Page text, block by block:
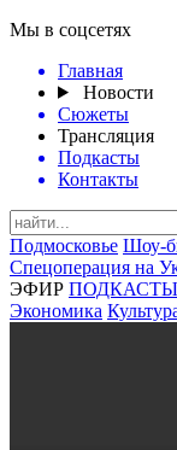
Мы в соцсетях
Главная
Новости
Сюжеты
Трансляция
Подкасты
Контакты
Подмосковье Шоу-
Спецоперация на
ЭФИР ПОДКАСТЫ
Экономика